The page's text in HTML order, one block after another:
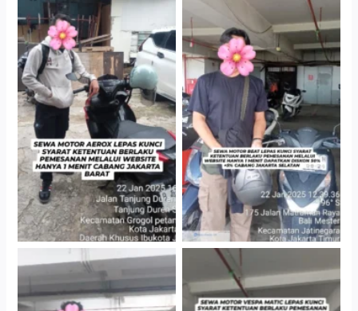
Cabang Jakarta Barat
Cityplaza Jatinegara
Gedung Parkir P6A